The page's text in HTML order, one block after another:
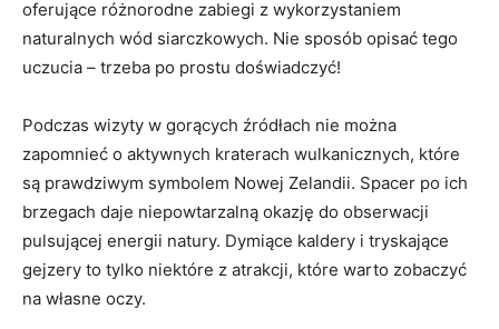
⁣oferujące różnorodne zabiegi z wykorzystaniem
naturalnych ⁢wód siarczkowych. Nie ‌sposób opisać⁢ tego
uczucia – trzeba ⁣po ⁢prostu doświadczyć!
Podczas wizyty w gorących źródłach nie można
zapomnieć o aktywnych kraterach wulkanicznych, które
są prawdziwym symbolem Nowej Zelandii. ‌Spacer⁤ po ich
brzegach daje niepowtarzalną okazję do obserwacji
pulsującej energii natury. Dymiące kaldery ​i tryskające‌
gejzery to‌ tylko niektóre z atrakcji, które warto zobaczyć
na⁢ własne oczy.